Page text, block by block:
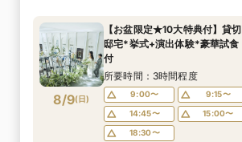
オリジナルブランド
8/9(日)
【お盆限定★10大特典付】貸切
邸宅*挙式+演出体験*豪華試食
付
所要時間：3時間程度
9:00〜
9:15〜
14:45〜
15:00〜
18:30〜